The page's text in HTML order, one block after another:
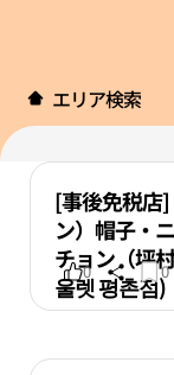
エリア検索
[事後免税店
ン）帽子・
チョン（坪
울렛 평촌점)
0 0